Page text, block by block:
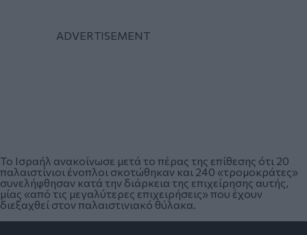
Το Ισραήλ ανακοίνωσε μετά το πέρας της επίθεσης ότι 20
παλαιστίνιοι ένοπλοι σκοτώθηκαν και 240 «τρομοκράτες»
συνελήφθησαν κατά την διάρκεια της επιχείρησης αυτής,
μίας «από τις μεγαλύτερες επιχειρήσεις» που έχουν
διεξαχθεί στον παλαιστινιακό θύλακα.